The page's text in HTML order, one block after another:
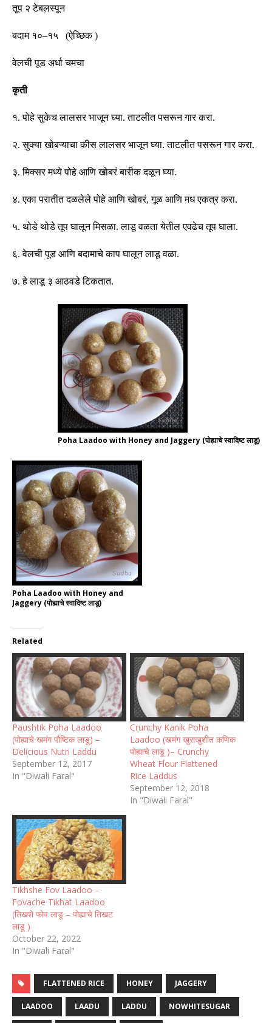
तूप २ टेबलस्पून
बदाम १०–१५ (ऐच्छिक)
वेलची पूड अर्धा चमचा
कृती
१.पोहे सुकेच लालसर भाजून घ्या.ताटलीत पसरून गार करा.
२.सुक्या खोबऱ्याचा कीस लालसर भाजून घ्या.ताटलीत पसरून गार करा.
३.मिक्सर मध्ये पोहे आणि खोबरं बारीक दळून घ्या.
४.एका परातीत दळलेले पोहे आणि खोबरं,गूळ आणि मध एकत्र करा.
५. थोडे थोडे तूप घालून मिसळा.लाडू वळता येतील एवढेच तूप घाला.
६.वेलची पूड आणि बदामाचे काप घालून लाडू वळा.
७.हे लाडू ३ आठवडे टिकतात.
Poha Laadoo with Honey and Jaggery (पोह्याचे स्वादिष्ट लाडू)
Poha Laadoo with Honey and
Jaggery (पोह्याचे स्वादिष्ट लाडू)
Related
Paushtik Poha Laadoo
(पोह्याचे खमंग पौष्टिक लाडू) –
Delicious Nutri Laddu
September 12, 2017
In "Diwali Faral"
Crunchy Kanik Poha
Laadoo (खमंग खुसखुशीत कणिक
पोह्याचे लाडू )– Crunchy
Wheat Flour Flattened
Rice Laddus
September 12, 2018
In "Diwali Faral"
Tikhshe Fov Laadoo –
Fovache Tikhat Laadoo
(तिखशे फोव लाडू – पोह्याचे तिखट
लाडू )
October 22, 2022
In "Diwali Faral"
FLATTENED RICE HONEY JAGGERY
LAADOO LAADU LADDU NOWHITESUGAR